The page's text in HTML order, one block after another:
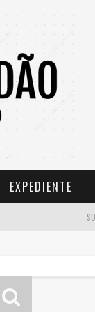
EXPEDIENTE